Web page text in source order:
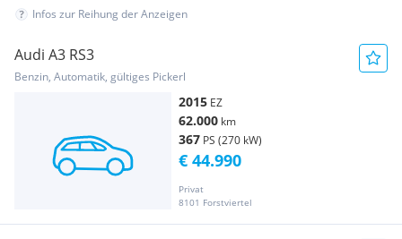
Infos zur Reihung der Anzeigen
Audi A3 RS3
Benzin, Automatik, gültiges Pickerl
2015 EZ
62.000 km
367 PS (270 kW)
Privat
8101 Forstviertel
€ 44.990